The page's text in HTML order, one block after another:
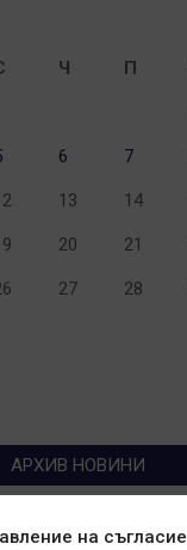
на съгласие
Ч П
6 7
13 14
20 21
27 28
АРХИВ НОВИНИ